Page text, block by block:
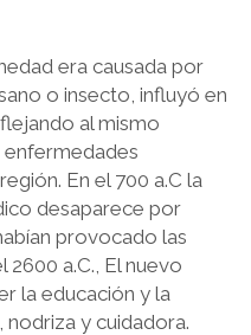
era causada por
o insecto, influyó en
al mismo
enfermedades
En el 700 a.C la
desaparece por
provocado las
2600 a.C., El nuevo
la educación y la
y cuidadora.